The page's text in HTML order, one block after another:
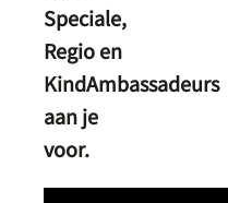
Speciale,
Regio en
KindAmbassadeurs
aan je
voor.